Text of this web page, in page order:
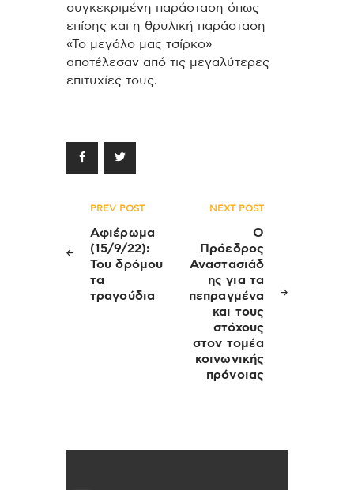
συγκεκριμένη παράσταση όπως
επίσης και η θρυλική παράσταση
«Το μεγάλο μας τσίρκο»
αποτέλεσαν από τις μεγαλύτερες
επιτυχίες τους.
Πλοήγηση
άρθρων
PREV POST
Αφιέρωμα
(15/9/22):
Του δρόμου
τα
τραγούδια
NEXT POST
Ο
Πρόεδρος
Αναστασιάδ
ης για τα
πεπραγμένα
και τους
στόχους
στον τομέα
κοινωνικής
πρόνοιας